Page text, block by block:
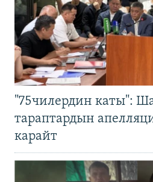
"75чилердин каты":
тараптардын
карайт